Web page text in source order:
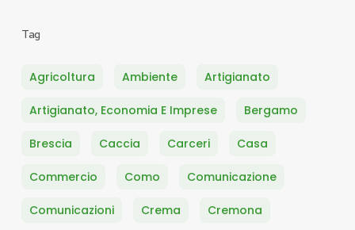
Tag
Agricoltura Ambiente Artigianato
Artigianato, Economia E Imprese Bergamo
Brescia Caccia Carceri Casa
Commercio Como Comunicazione
Comunicazioni Crema Cremona